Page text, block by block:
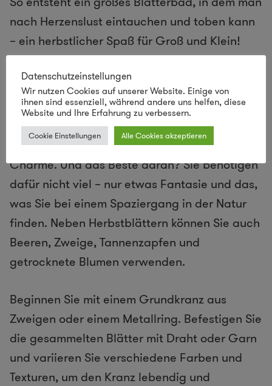
nach Herzenslust eintauchen und toben kann
– ein herbstlicher Spaß für Groß und Klein!
5.Herbstkranz selber machen: Zeitlose
Dekoration mit Herbstblättern
Ein selbstgemachter Herbstkranz verleiht
Ihrem Zuhause einen natürlichen, herbstlichen
Charme. Und das Beste daran? Sie benötigen
dafür nicht viel – nur etwas Fantasie und das,
was Sie bei einem Spaziergang in der Natur
finden. Neben Herbstblättern können Sie auch
Beeren, Zweige, Tannenzapfen und
getrocknete Blumen verwenden.
Beginnen Sie mit einem Grundkranz aus
Zweigen oder einem Metallring. Befestigen Sie
die gesammelten Blätter mit Draht oder Garn
und variieren Sie verschiedene Farben und
Texturen, um den Kranz lebendig und
Datenschutzeinstellungen
Wir nutzen Cookies auf unserer Website. Einige von
ihnen sind essenziell, während andere uns helfen, diese
Website und Ihre Erfahrung zu verbessern.
Cookie Einstellungen Alle Cookies akzeptieren